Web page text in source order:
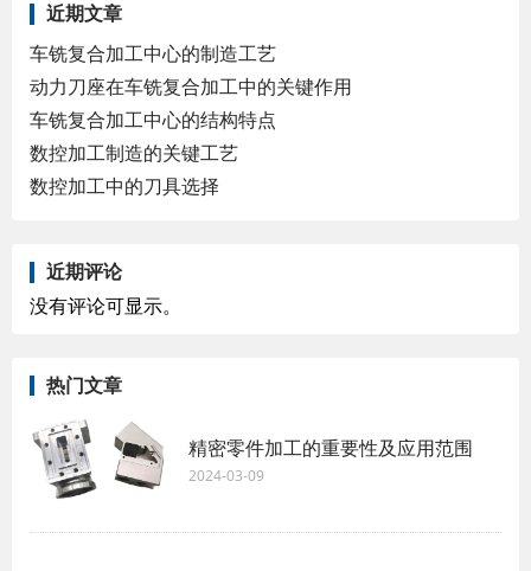
近期文章
车铣复合加工中心的制造工艺
动力刀座在车铣复合加工中的关键作用
车铣复合加工中心的结构特点
数控加工制造的关键工艺
数控加工中的刀具选择
近期评论
没有评论可显示。
热门文章
精密零件加工的重要性及应用范围
2024-03-09